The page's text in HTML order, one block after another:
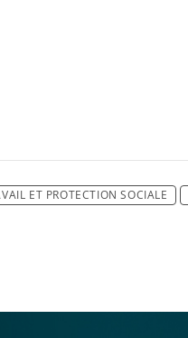
ET PROTECTION SOCIALE